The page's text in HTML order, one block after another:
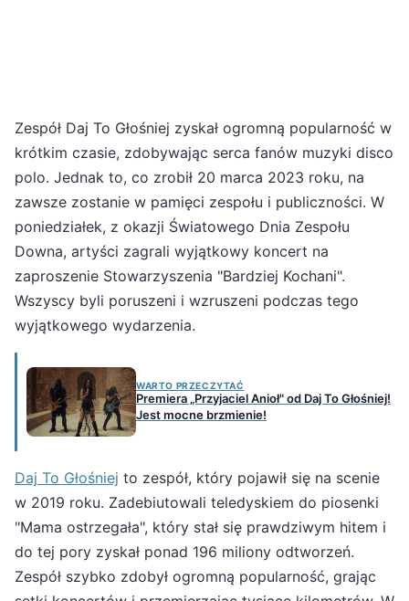
Zespół Daj To Głośniej zyskał ogromną popularność w
krótkim czasie, zdobywając serca fanów muzyki disco
polo. Jednak to, co zrobił 20 marca 2023 roku, na
zawsze zostanie w pamięci zespołu i publiczności. W
poniedziałek, z okazji Światowego Dnia Zespołu
Downa, artyści zagrali wyjątkowy koncert na
zaproszenie Stowarzyszenia "Bardziej Kochani".
Wszyscy byli poruszeni i wzruszeni podczas tego
wyjątkowego wydarzenia.
WARTO PRZECZYTAĆ
Premiera „Przyjaciel Anioł" od Daj To Głośniej!
Jest mocne brzmienie!
Daj To Głośniej to zespół, który pojawił się na scenie
w 2019 roku. Zadebiutowali teledyskiem do piosenki
"Mama ostrzegała", który stał się prawdziwym hitem i
do tej pory zyskał ponad 196 miliony odtworzeń.
Zespół szybko zdobył ogromną popularność, grając